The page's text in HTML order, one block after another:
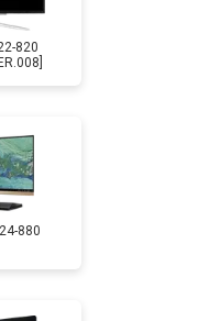
820
880